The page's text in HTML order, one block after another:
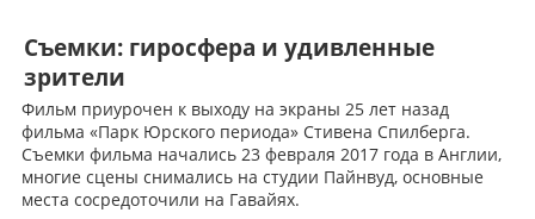
Съемки: гиросфера и удивленные
зрители
Фильм приурочен к выходу на экраны 25 лет назад
фильма «Парк Юрского периода» Стивена Спилберга.
Съемки фильма начались 23 февраля 2017 года в Англии,
многие сцены снимались на студии Пайнвуд, основные
места сосредоточили на Гавайях.